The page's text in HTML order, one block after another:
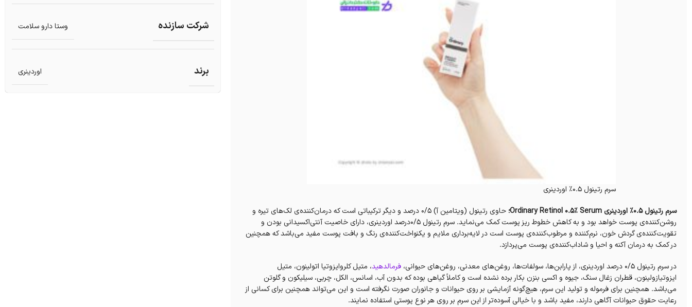
سرم رتینول 0.5% اوردینری
سرم رتینول 0.5% اوردینری Ordinary Retinol 0.5% Serum؛
حاوی رتینول (ویتامین آ) ۰/۵ درصد و دیگر ترکیباتی است که درمان‌کننده‌ی لک‌های تیره و
روشن‌کننده‌ی پوست خواهد بود و به کاهش خطوط ریز پوست کمک می‌نماید. سرم رتینول ۰/۵درصد اوردینری، دارای خاصیت آنتی‌اکسیدانی بودن و
تقویت‌کننده‌ی گردش خون، نرم‌کننده و مرطوب‌کننده‌ی پوست است در لایه‌برداری ملایم و یکنواخت‌کننده‌ی رنگ و بافت پوست مفید می‌باشد که همچنین
در کمک به درمان آکنه و احیا و شاداب‌کننده‌ی پوست می‌پردازد.
در سرم رتینول ۰/۵ درصد اوردینری، از پارابن‌ها، سولفات‌ها، روغن‌های معدنی، روغن‌های حیوانی،
فرمالدهید، متیل کلروایزوتیا اتولینون، متیل
ایزوتیازولینون، قطران زغال سنگ، جیوه و اکسی بنزن بکار برده نشده است و کاملاً گیاهی بوده که بدون آب، اسانس، الکل، چربی، سیلیکون و گلوتن
می‌باشد. همچنین برای فرموله و تولید این سرم، هیچ‌گونه آزمایشی بر روی حیوانات و جانوران صورت نگرفته است و این می‌تواند همچنین برای کسانی از
رعایت حقوق حیوانات آگاهی دارند، مفید باشد و با خیالی آسوده‌تر از این سرم بر روی هر نوع پوستی استفاده نمایند.
شرکت سازنده وستا دارو سلامت
برند اوردینری